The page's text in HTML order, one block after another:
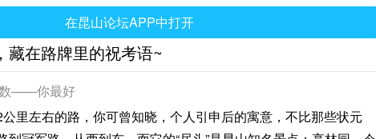
在昆山论坛APP中打开
藏在路牌里的祝考语~
——你最好
左右的路，你可曾知晓，个人引申后的寓意，不比那些状元